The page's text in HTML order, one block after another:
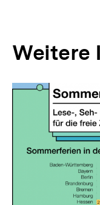
Weitere
Inhaltskarousell
Inhaltskarussell
überspringen